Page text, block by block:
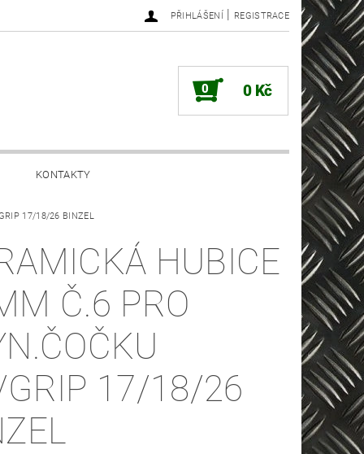
PŘIHLÁŠENÍ | REGISTRACE
0 0 Kč
KONTAKTY
17/18/26 BINZEL
HUBICE
Č.6 PRO
GRIP 17/18/26